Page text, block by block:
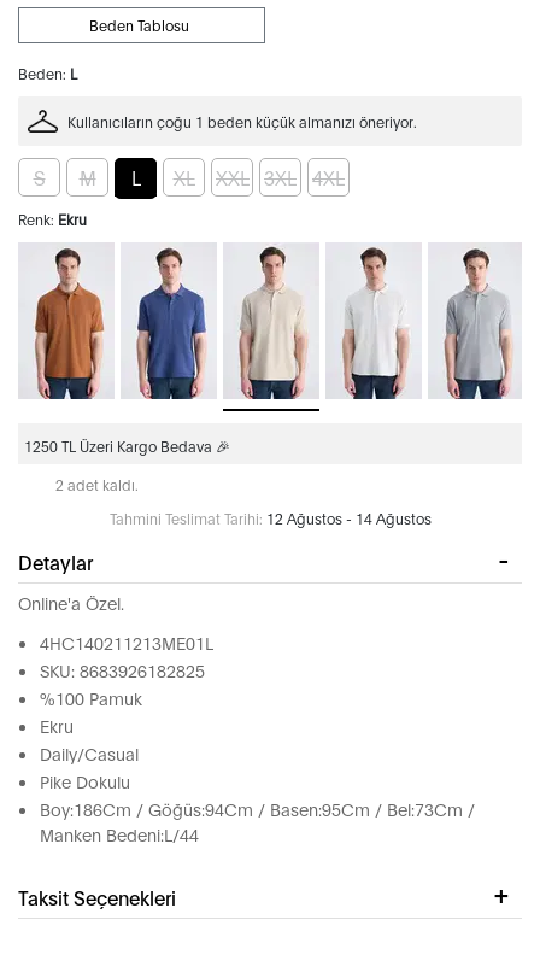
Beden: L
Beden Tablosu
Kullanıcıların çoğu 1 beden küçük almanızı öneriyor.
S M L XL XXL 3XL 4XL
Renk: Ekru
1250 TL Üzeri Kargo Bedava 🎉
2 adet kaldı.
Tahmini Teslimat Tarihi: 12 Ağustos - 14 Ağustos
Detaylar
Online'a Özel.
4HC140211213ME01L
SKU: 8683926182825
%100 Pamuk
Ekru
Daily/Casual
Pike Dokulu
Boy:186Cm / Göğüs:94Cm / Basen:95Cm / Bel:73Cm /
Manken Bedeni:L/44
Taksit Seçenekleri